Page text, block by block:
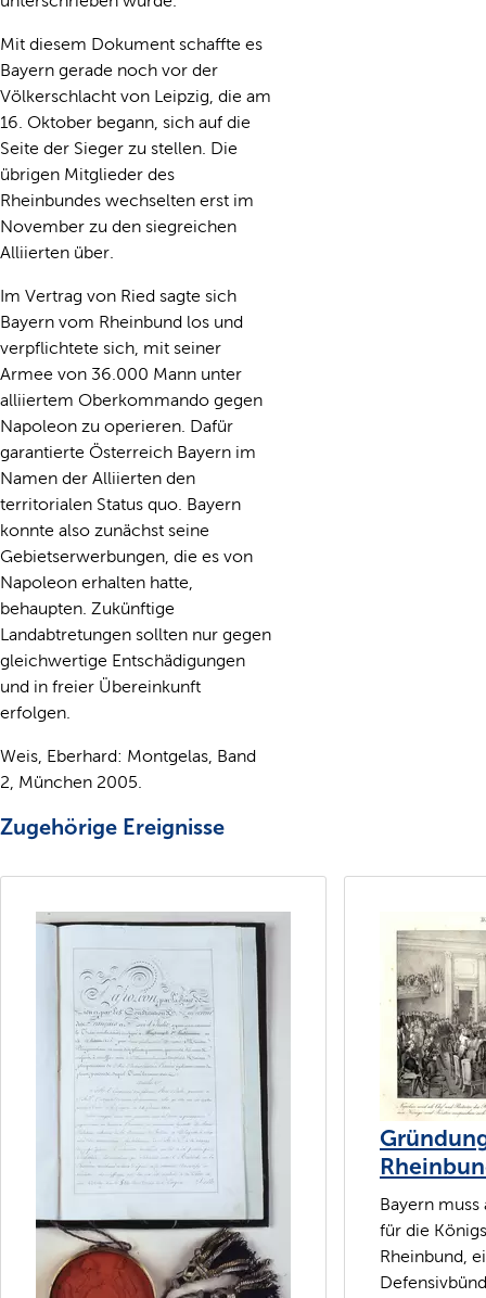
Mit diesem Dokument schaffte es
Bayern gerade noch vor der
Völkerschlacht von Leipzig, die am
16. Oktober begann, sich auf die
Seite der Sieger zu stellen. Die
übrigen Mitglieder des
Rheinbundes wechselten erst im
November zu den siegreichen
Alliierten über.
Im Vertrag von Ried sagte sich
Bayern vom Rheinbund los und
verpflichtete sich, mit seiner
Armee von 36.000 Mann unter
alliiertem Oberkommando gegen
Napoleon zu operieren. Dafür
garantierte Österreich Bayern im
Namen der Alliierten den
territorialen Status quo. Bayern
konnte also zunächst seine
Gebietserwerbungen, die es von
Napoleon erhalten hatte,
behaupten. Zukünftige
Landabtretungen sollten nur gegen
gleichwertige Entschädigungen
und in freier Übereinkunft
erfolgen.
Weis, Eberhard: Montgelas, Band
2, München 2005.
Zugehörige Ereignisse
Bayern
für die
Rheinbund,